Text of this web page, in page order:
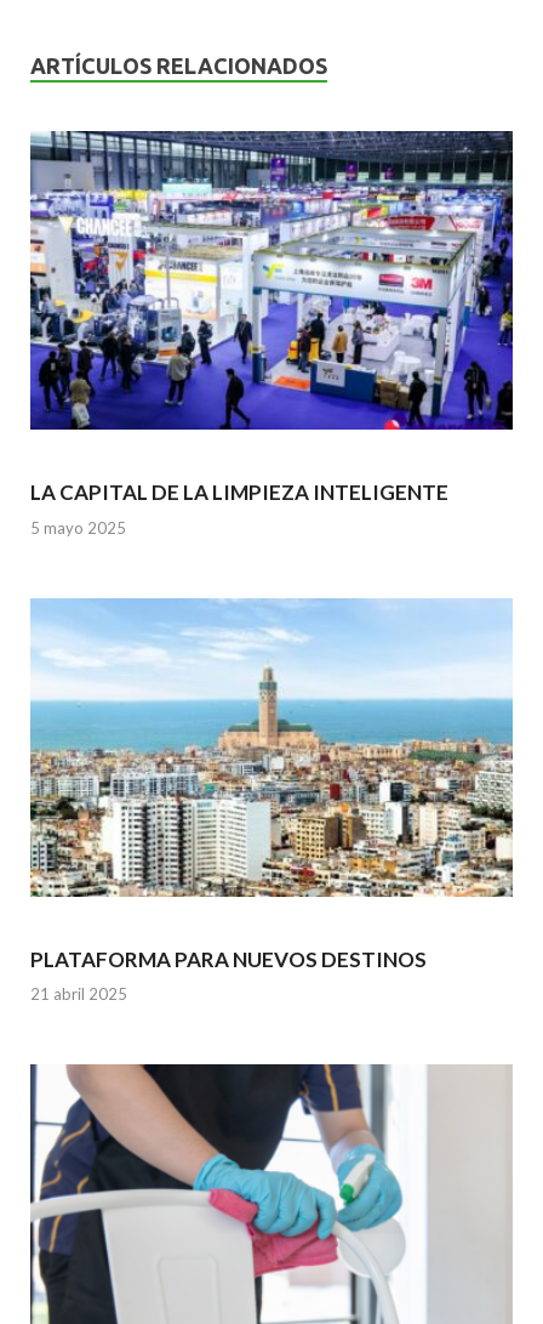
b
o
k
er l
s
p
p
dI
ARTÍCULOS RELACIONADOS
LA CAPITAL DE LA LIMPIEZA INTELIGENTE
5 mayo 2025
PLATAFORMA PARA NUEVOS DESTINOS
21 abril 2025